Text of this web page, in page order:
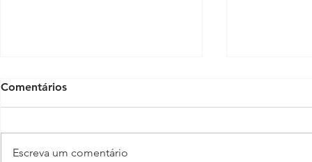
Comentários
Escreva um comentário